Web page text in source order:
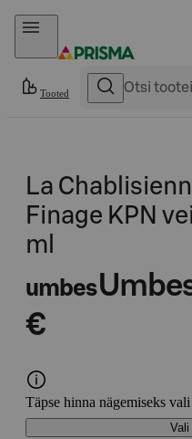
Otse sisu juurde
Tooted
La
Finage KPN
ml
umbes
€
Täpse hinna nägemiseks